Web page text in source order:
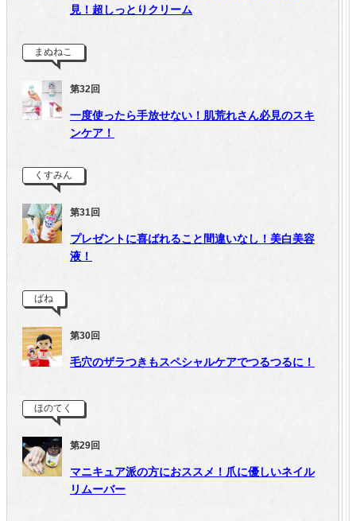
見！超しっとりクリーム
まぬねこ
第32回
一度使ったら手放せない！肌荒れさん必見のスキ
ンケア！
くすみん
第31回
プレゼントに喜ばれること間違いなし！美白美容
液！
ばね
第30回
毛穴のザラつきもスペシャルケアでつるつるに！
ほのてく
第29回
マニキュア派の方におススメ！爪に優しいネイル
リムーバー